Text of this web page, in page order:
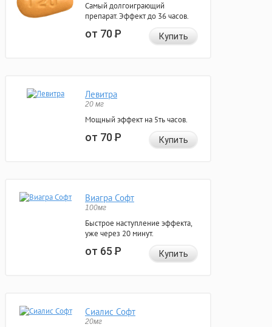
Самый долгоиграющий
препарат. Эффект до 36 часов.
от 70Р Купить
Левитра
20 мг
Мощный эффект на 5ть часов.
от 70Р Купить
Виагра Софт
100мг
Быстрое наступление эффекта,
уже через 20 минут.
от 65Р Купить
Сиалис Софт
20мг